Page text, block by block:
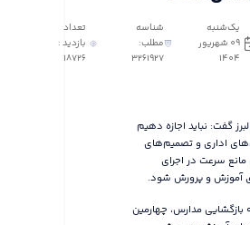
یک‌شنبه
09 شهریور
1404
شناسه
مطلب:
3261927
تعداد
بازدید :
18726
گفت: نباید اجازه دهیم
اداری و تصمیم‌های
مانع سرعت در اجرای
آموزش و پرورش شود.
بازگشایی مدارس، چهارمین